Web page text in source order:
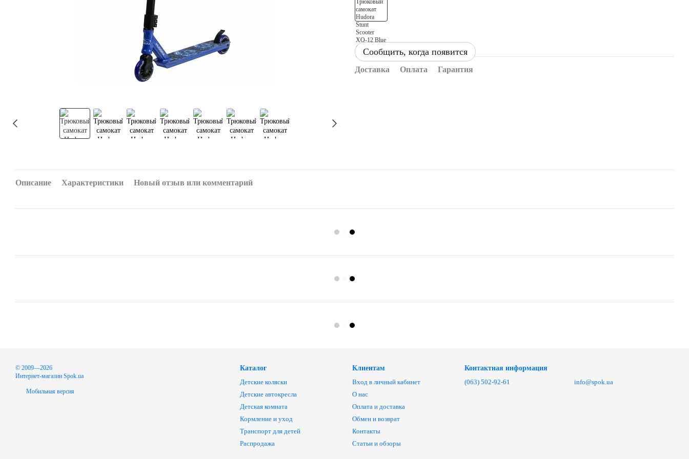
Сообщить, когда появится
Доставка Оплата Гарантия
Описание Характеристики Новый отзыв или комментарий
© 2009—2026
Интернет-магазин Spok.ua
Мобильная версия
Каталог
Детские коляски
Детские автокресла
Детская комната
Кормление и уход
Транспорт для детей
Распродажа
Клиентам
Вход в личный кабинет
О нас
Оплата и доставка
Обмен и возврат
Контакты
Статьи и обзоры
Контактная информация
(063) 502-92-61
info@spok.ua